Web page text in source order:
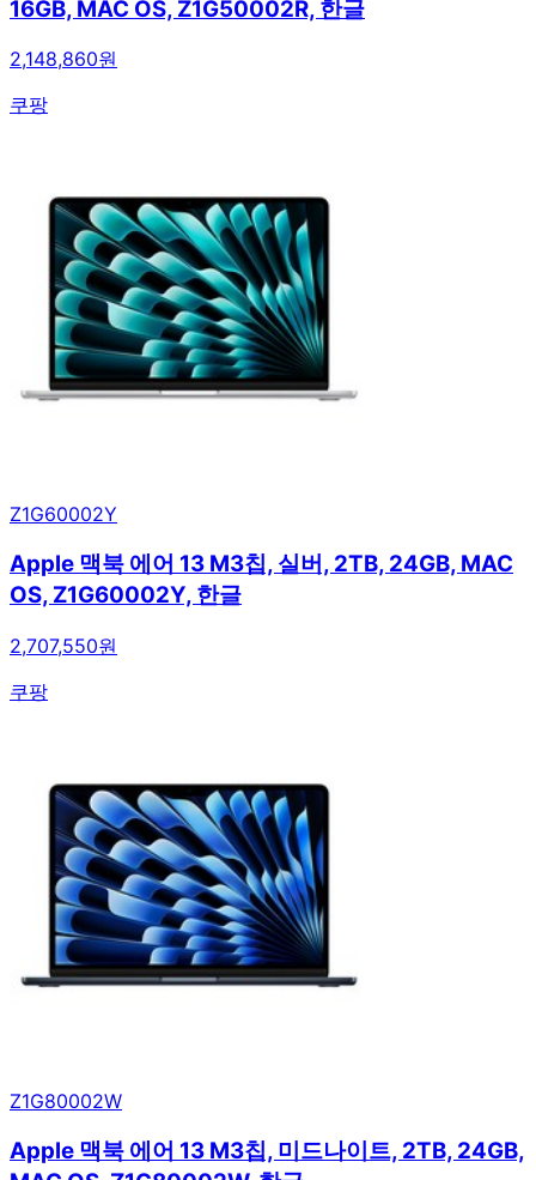
16GB, MAC OS, Z1G50002R, 한글
2,148,860원
쿠팡
Z1G60002Y
Apple 맥북 에어 13 M3칩, 실버, 2TB, 24GB, MAC
OS, Z1G60002Y, 한글
2,707,550원
쿠팡
Z1G80002W
Apple 맥북 에어 13 M3칩, 미드나이트, 2TB, 24GB,